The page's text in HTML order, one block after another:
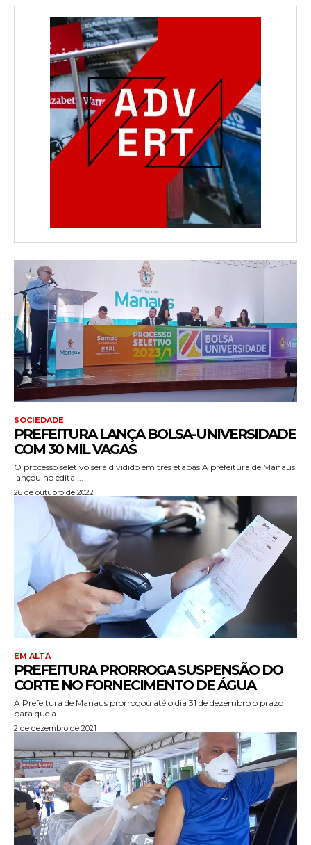
SOCIEDADE
PREFEITURA LANÇA BOLSA-UNIVERSIDADE
COM 30 MIL VAGAS
O processo seletivo será dividido em três etapas A prefeitura de Manaus
lançou no edital...
26 de outubro de 2022
EM ALTA
PREFEITURA PRORROGA SUSPENSÃO DO
CORTE NO FORNECIMENTO DE ÁGUA
A Prefeitura de Manaus prorrogou até o dia 31 de dezembro o prazo
para que a...
2 de dezembro de 2021